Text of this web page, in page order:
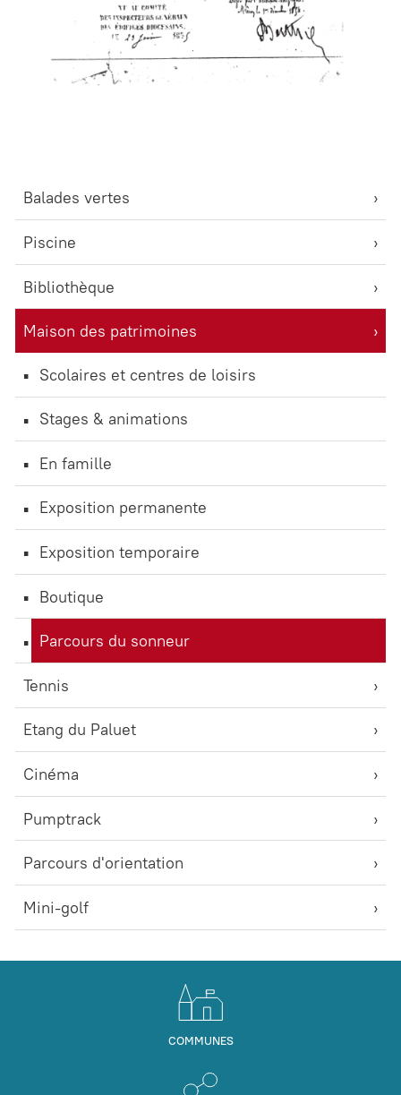
Balades vertes
Piscine
Bibliothèque
Maison des patrimoines
Scolaires et centres de loisirs
Stages & animations
En famille
Exposition permanente
Exposition temporaire
Boutique
Parcours du sonneur
Tennis
Etang du Paluet
Cinéma
Pumptrack
Parcours d'orientation
Mini-golf
COMMUNES